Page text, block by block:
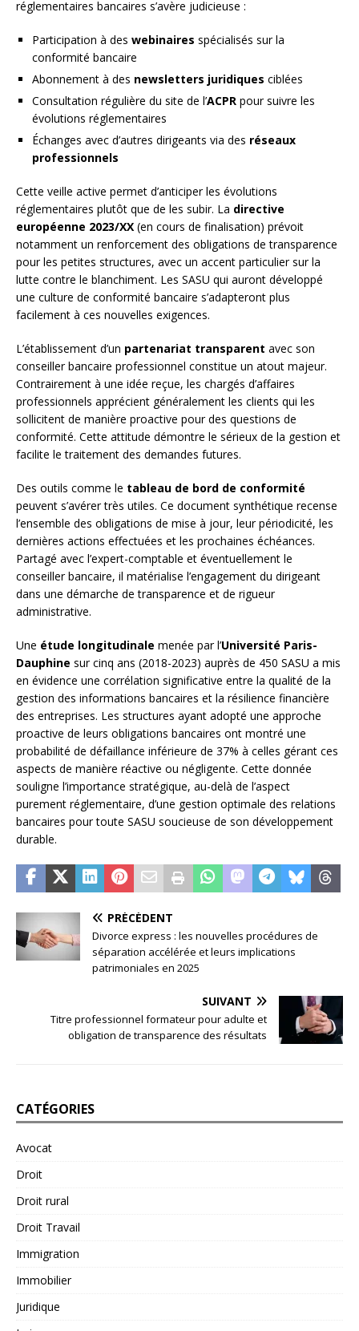
réglementaires bancaires s’avère judicieuse :
Participation à des webinaires spécialisés sur la
conformité bancaire
Abonnement à des newsletters juridiques ciblées
Consultation régulière du site de l’ACPR pour suivre les
évolutions réglementaires
Échanges avec d’autres dirigeants via des réseaux
professionnels
Cette veille active permet d’anticiper les évolutions
réglementaires plutôt que de les subir. La directive
européenne 2023/XX (en cours de finalisation) prévoit
notamment un renforcement des obligations de transparence
pour les petites structures, avec un accent particulier sur la
lutte contre le blanchiment. Les SASU qui auront développé
une culture de conformité bancaire s’adapteront plus
facilement à ces nouvelles exigences.
L’établissement d’un partenariat transparent avec son
conseiller bancaire professionnel constitue un atout majeur.
Contrairement à une idée reçue, les chargés d’affaires
professionnels apprécient généralement les clients qui les
sollicitent de manière proactive pour des questions de
conformité. Cette attitude démontre le sérieux de la gestion et
facilite le traitement des demandes futures.
Des outils comme le tableau de bord de conformité
peuvent s’avérer très utiles. Ce document synthétique recense
l’ensemble des obligations de mise à jour, leur périodicité, les
dernières actions effectuées et les prochaines échéances.
Partagé avec l’expert-comptable et éventuellement le
conseiller bancaire, il matérialise l’engagement du dirigeant
dans une démarche de transparence et de rigueur
administrative.
Une étude longitudinale menée par l’Université Paris-
Dauphine sur cinq ans (2018-2023) auprès de 450 SASU a mis
en évidence une corrélation significative entre la qualité de la
gestion des informations bancaires et la résilience financière
des entreprises. Les structures ayant adopté une approche
proactive de leurs obligations bancaires ont montré une
probabilité de défaillance inférieure de 37% à celles gérant ces
aspects de manière réactive ou négligente. Cette donnée
souligne l’importance stratégique, au-delà de l’aspect
purement réglementaire, d’une gestion optimale des relations
bancaires pour toute SASU soucieuse de son développement
durable.
PRÉCÉDENT
Divorce express : les nouvelles procédures de
séparation accélérée et leurs implications
patrimoniales en 2025
SUIVANT
Titre professionnel formateur pour adulte et
obligation de transparence des résultats
CATÉGORIES
Avocat
Droit
Droit rural
Droit Travail
Immigration
Immobilier
Juridique